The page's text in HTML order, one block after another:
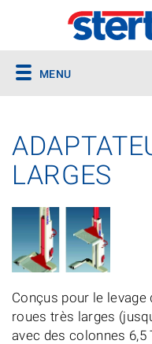
MENU
LARGES
Conçus pour le
roues très larges
avec des colonnes 6,5